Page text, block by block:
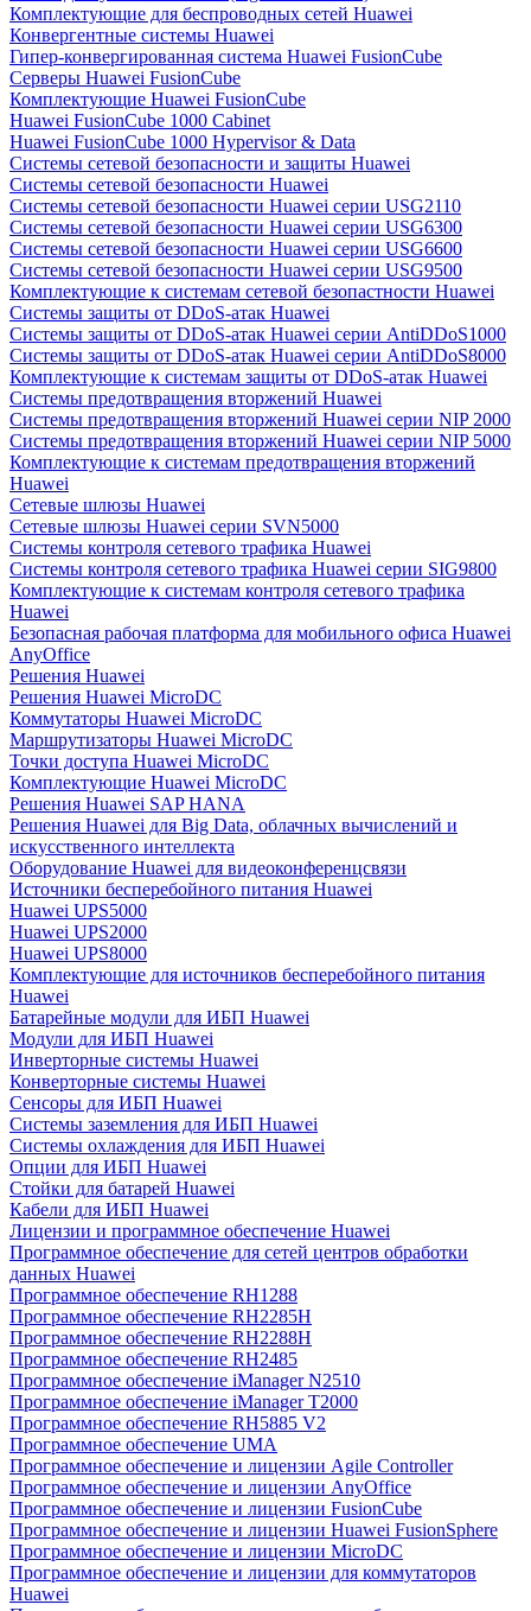
Комплектующие для беспроводных сетей Huawei
Конвергентные системы Huawei
Гипер-конвергированная система Huawei FusionCube
Серверы Huawei FusionCube
Комплектующие Huawei FusionCube
Huawei FusionCube 1000 Cabinet
Huawei FusionCube 1000 Hypervisor & Data
Системы сетевой безопасности и защиты Huawei
Системы сетевой безопасности Huawei
Системы сетевой безопасности Huawei серии USG2110
Системы сетевой безопасности Huawei серии USG6300
Системы сетевой безопасности Huawei серии USG6600
Системы сетевой безопасности Huawei серии USG9500
Комплектующие к системам сетевой безопастности Huawei
Системы защиты от DDoS-атак Huawei
Системы защиты от DDoS-атак Huawei серии AntiDDoS1000
Системы защиты от DDoS-атак Huawei серии AntiDDoS8000
Комплектующие к системам защиты от DDoS-атак Huawei
Системы предотвращения вторжений Huawei
Системы предотвращения вторжений Huawei серии NIP 2000
Системы предотвращения вторжений Huawei серии NIP 5000
Комплектующие к системам предотвращения вторжений
Huawei
Сетевые шлюзы Huawei
Сетевые шлюзы Huawei серии SVN5000
Системы контроля сетевого трафика Huawei
Системы контроля сетевого трафика Huawei серии SIG9800
Комплектующие к системам контроля сетевого трафика
Huawei
Безопасная рабочая платформа для мобильного офиса Huawei
AnyOffice
Решения Huawei
Решения Huawei MicroDC
Коммутаторы Huawei MicroDC
Маршрутизаторы Huawei MicroDC
Точки доступа Huawei MicroDC
Комплектующие Huawei MicroDC
Решения Huawei SAP HANA
Решения Huawei для Big Data, облачных вычислений и
искусственного интеллекта
Оборудование Huawei для видеоконференцсвязи
Источники бесперебойного питания Huawei
Huawei UPS5000
Huawei UPS2000
Huawei UPS8000
Комплектующие для источников бесперебойного питания
Huawei
Батарейные модули для ИБП Huawei
Модули для ИБП Huawei
Инверторные системы Huawei
Конверторные системы Huawei
Сенсоры для ИБП Huawei
Системы заземления для ИБП Huawei
Системы охлаждения для ИБП Huawei
Опции для ИБП Huawei
Стойки для батарей Huawei
Кабели для ИБП Huawei
Лицензии и программное обеспечение Huawei
Программное обеспечение для сетей центров обработки
данных Huawei
Программное обеспечение RH1288
Программное обеспечение RH2285H
Программное обеспечение RH2288H
Программное обеспечение RH2485
Программное обеспечение iManager N2510
Программное обеспечение iManager T2000
Программное обеспечение RH5885 V2
Программное обеспечение UMA
Программное обеспечение и лицензии Agile Controller
Программное обеспечение и лицензии AnyOffice
Программное обеспечение и лицензии FusionCube
Программное обеспечение и лицензии Huawei FusionSphere
Программное обеспечение и лицензии MicroDC
Программное обеспечение и лицензии для коммутаторов
Huawei